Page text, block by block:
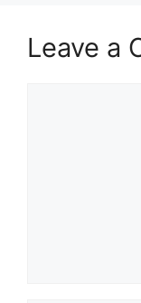
Leave a